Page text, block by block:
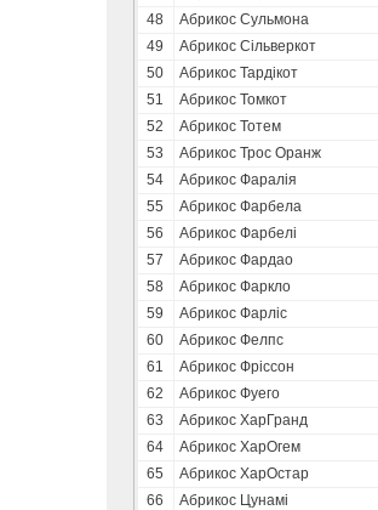
48
Абрикос Сульмона
49
Абрикос Сільверкот
50
Абрикос Тардікот
51
Абрикос Томкот
52
Абрикос Тотем
53
Абрикос Трос Оранж
54
Абрикос Фаралія
55
Абрикос Фарбела
56
Абрикос Фарбелі
57
Абрикос Фардао
58
Абрикос Фаркло
59
Абрикос Фарліс
60
Абрикос Фелпс
61
Абрикос Фріссон
62
Абрикос Фуего
63
Абрикос ХарГранд
64
Абрикос ХарОгем
65
Абрикос ХарОстар
66
Абрикос Цунамі